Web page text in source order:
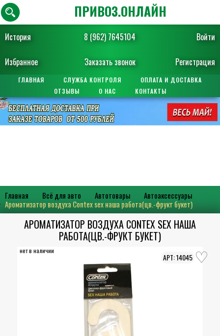
История 8 (962) 7645104 Войти
Избранное Заказать звонок Регистрация
ПРИВОЗ.ОНЛАЙН
ГЛАВНАЯ СЛУЖБА КОНТРОЛЯ
ОПЛАТА И ДОСТАВКА
ОТЗЫВЫ
О НАС КОНТАКТЫ
Главная Всё для авто Автотовары
Автоаксессуары
Ароматизатор воздуха Contex sex наша работа(цв.-фрукт букет)
АРОМАТИЗАТОР ВОЗДУХА CONTEX SEX НАША
РАБОТА(ЦВ.-ФРУКТ БУКЕТ)
нет в наличии
14045